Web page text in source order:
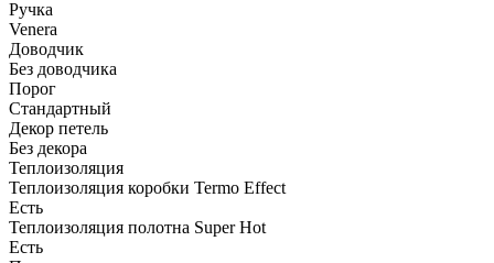
Ручка
Venera
Доводчик
Без доводчика
Порог
Стандартный
Декор петель
Без декора
Теплоизоляция
Теплоизоляция коробки Termo Effect
Есть
Теплоизоляция полотна Super Нot
Есть